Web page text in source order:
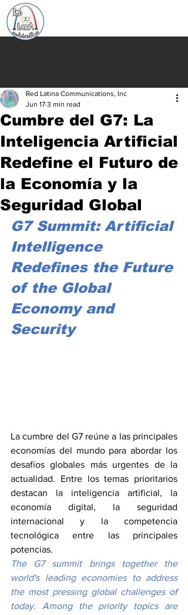
Cumbre del G7: La
Inteligencia Artificial
Redefine el Futuro de
la Economía y la
Seguridad Global
Red Latina Communications, Inc
Jun 17 3 min read
G7 Summit: Artificial
Intelligence
Redefines the Future
of the Global
Economy and
Security
La cumbre del G7 reúne a las principales
economías del mundo para abordar los
desafíos globales más urgentes de la
actualidad. Entre los temas prioritarios
destacan la inteligencia artificial, la
economía digital, la seguridad
internacional y la competencia
tecnológica entre las principales
potencias.
The G7 summit brings together the
world's leading economies to address
the most pressing global challenges of
today. Among the priority topics are